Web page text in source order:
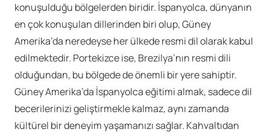
konuşulduğu bölgelerden biridir. İspanyolca, dünyanın
en çok konuşulan dillerinden biri olup, Güney
Amerika’da neredeyse her ülkede resmi dil olarak kabul
edilmektedir. Portekizce ise, Brezilya’nın resmi dili
olduğundan, bu bölgede de önemli bir yere sahiptir.
Güney Amerika’da İspanyolca eğitimi almak, sadece dil
becerilerinizi geliştirmekle kalmaz, aynı zamanda
kültürel bir deneyim yaşamanızı sağlar. Kahvaltıdan